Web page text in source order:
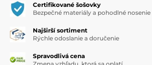
Certifikované šošovky
Bezpečné materiály a pohodlné nosenie
Najširší sortiment
Rýchle odoslanie a doručenie
Spravodlivá cena